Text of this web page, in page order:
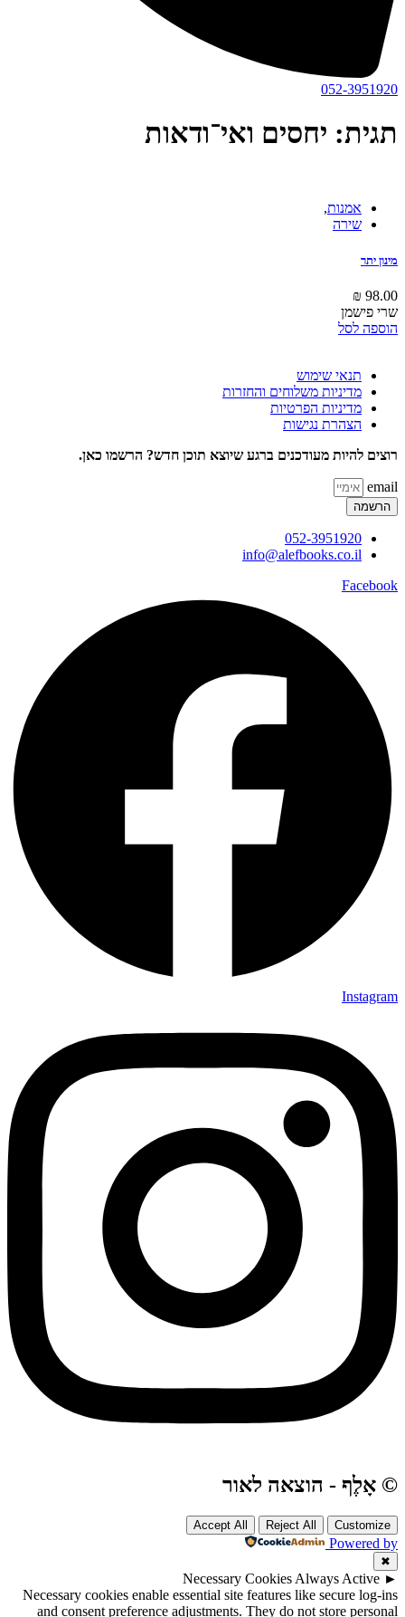
052-3951920
תגית: יחסים ואי־ודאות
אמנות,
שירה
מינון יתר
98.00
₪
שרי פישמן
הוספה לסל
תנאי שימוש
מדיניות משלוחים והחזרות
מדיניות הפרטיות
הצהרת נגישות
רוצים להיות מעודכנים ברגע שיוצא תוכן חדש? הרשמו כאן.
email
הרשמה
052-3951920
info@alefbooks.co.il
Facebook
Instagram
© אָלֶף - הוצאה לאור
Customize
Reject All
Accept All
Powered by
✖
►
Necessary Cookies Always Active
Necessary cookies enable essential site features like secure log-ins
and consent preference adjustments. They do not store personal